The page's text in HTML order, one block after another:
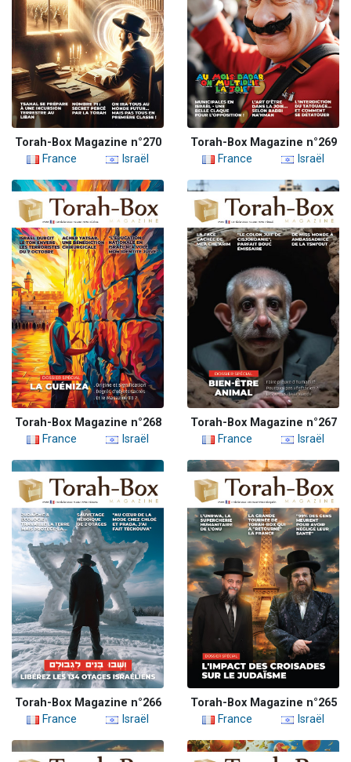
Torah-Box Magazine n°270
France
Israël
Torah-Box Magazine n°269
France
Israël
Torah-Box Magazine n°268
France
Israël
Torah-Box Magazine n°267
France
Israël
Torah-Box Magazine n°266
France
Israël
Torah-Box Magazine n°265
France
Israël